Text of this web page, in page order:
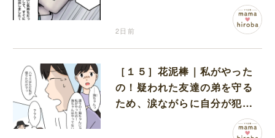
2日前
［１５］花泥棒｜私がやった
の！疑われた友達の弟を守る
ため、涙ながらに自分が犯人